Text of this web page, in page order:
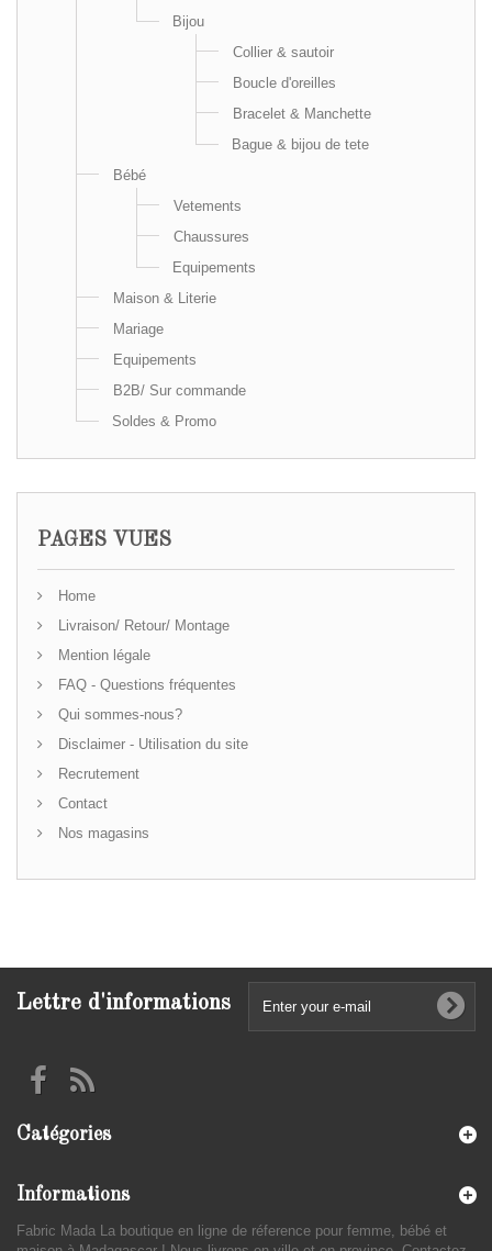
Bijou
Collier & sautoir
Boucle d'oreilles
Bracelet & Manchette
Bague & bijou de tete
Bébé
Vetements
Chaussures
Equipements
Maison & Literie
Mariage
Equipements
B2B/ Sur commande
Soldes & Promo
PAGES VUES
Home
Livraison/ Retour/ Montage
Mention légale
FAQ - Questions fréquentes
Qui sommes-nous?
Disclaimer - Utilisation du site
Recrutement
Contact
Nos magasins
Lettre d'informations
Catégories
Informations
Fabric Mada La boutique en ligne de réference pour femme, bébé et